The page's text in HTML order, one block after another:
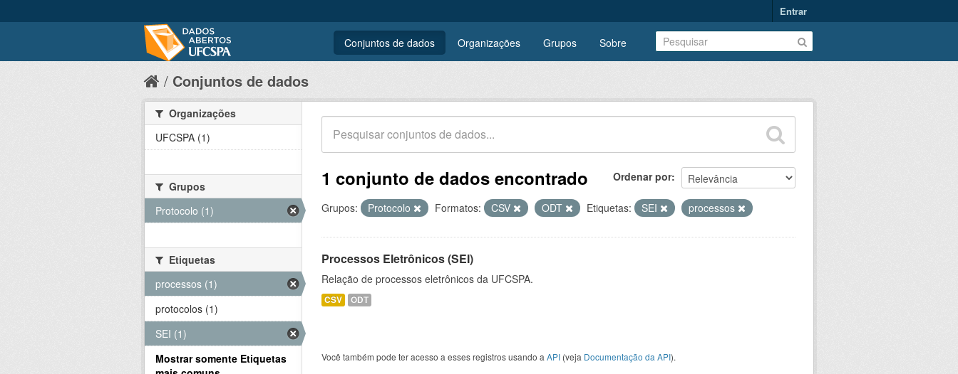
Entrar
Conjuntos de dados Organizações Grupos Sobre
Conjuntos de dados
Ordenar por
1 conjunto de dados encontrado
Grupos: Protocolo Formatos: CSV ODT Etiquetas: SEI processos
Processos Eletrônicos (SEI)
Relação de processos eletrônicos da UFCSPA.
CSV ODT
Você também pode ter acesso a esses registros usando a API (veja Documentação da API).
Organizações
UFCSPA (1)
Grupos
Protocolo (1)
Etiquetas
processos (1)
protocolos (1)
SEI (1)
Mostrar somente Etiquetas